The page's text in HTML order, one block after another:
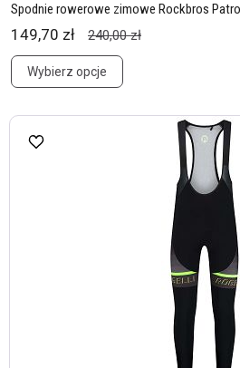
Spodnie rowerowe zimowe Rockbros
149,70 zł 240,00 zł
Wybierz opcje